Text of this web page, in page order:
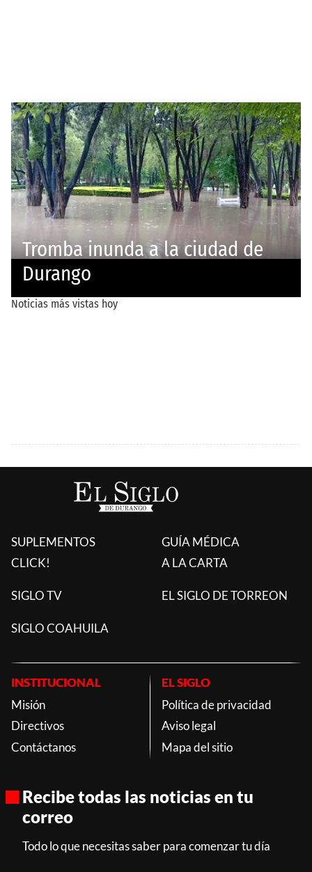
SUPLEMENTOS
CLICK!
GUÍA MÉDICA
A LA CARTA
SIGLO TV EL SIGLO DE TORREON
SIGLO COAHUILA
INSTITUCIONAL
Misión
Directivos
Contáctanos
EL SIGLO
Política de privacidad
Aviso legal
Mapa del sitio
Recibe todas las noticias en tu
correo
Todo lo que necesitas saber para comenzar tu día